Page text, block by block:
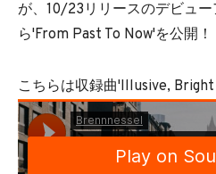
が、10/23リリースのデビュ
ら'From Past To Now'を公開！
こちらは収録曲'Illusive, Bright